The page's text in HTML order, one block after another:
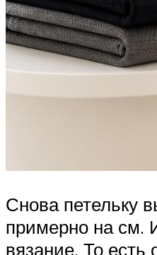
Снова петельку
примерно на см.
вязание. То есть